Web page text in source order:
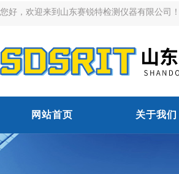
您好，欢迎来到山东赛锐特检测仪器有限公司！
网站首页 关于我们